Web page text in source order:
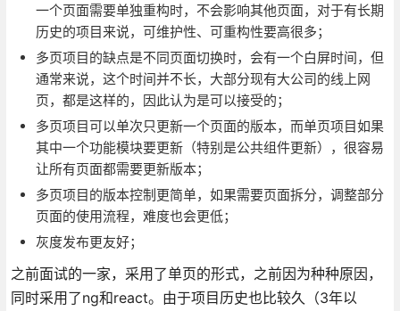
一个页面需要单独重构时，不会影响其他页面，对于有长期
历史的项目来说，可维护性、可重构性要高很多；
多页项目的缺点是不同页面切换时，会有一个白屏时间，但
通常来说，这个时间并不长，大部分现有大公司的线上网
页，都是这样的，因此认为是可以接受的；
多页项目可以单次只更新一个页面的版本，而单页项目如果
其中一个功能模块要更新（特别是公共组件更新），很容易
让所有页面都需要更新版本；
多页项目的版本控制更简单，如果需要页面拆分，调整部分
页面的使用流程，难度也会更低；
灰度发布更友好；
之前面试的一家，采用了单页的形式，之前因为种种原因，
同时采用了ng和react。由于项目历史也比较久（3年以